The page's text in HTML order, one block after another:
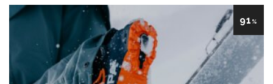
91 %